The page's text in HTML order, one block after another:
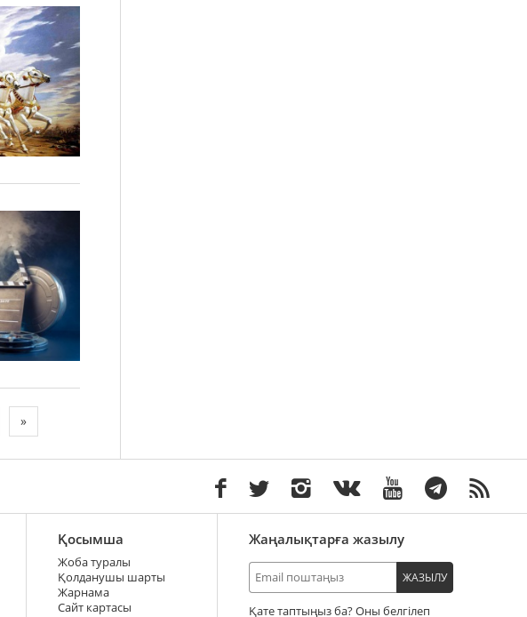
»
Қосымша
Жоба туралы
Қолданушы шарты
Жарнама
Сайт картасы
Жаңалықтарға жазылу
ЖАЗЫЛУ
Қате таптыңыз ба? Оны белгілеп